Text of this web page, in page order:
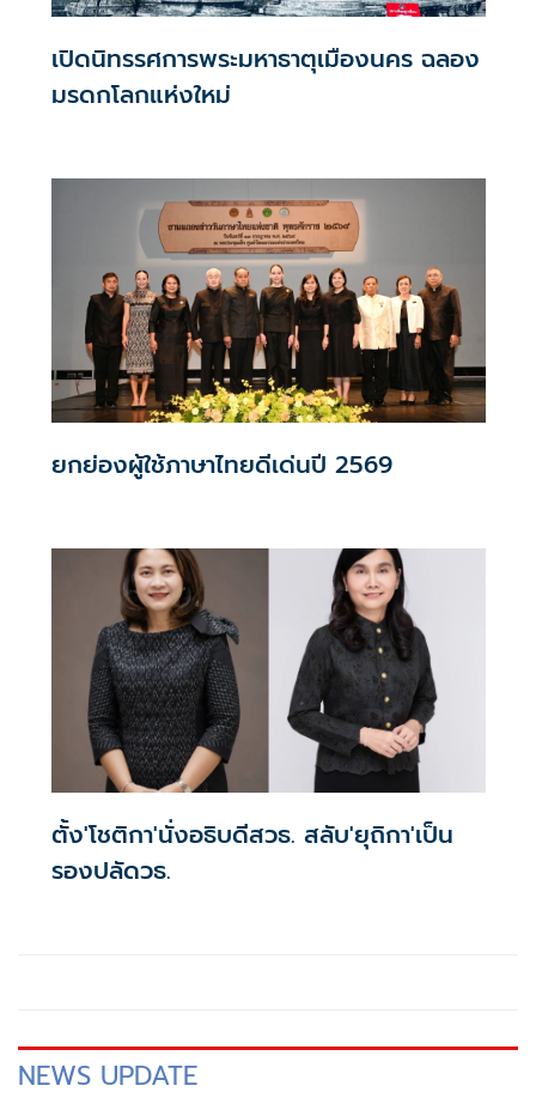
เปิดนิทรรศการพระมหาธาตุเมืองนคร ฉลอง
มรดกโลกแห่งใหม่
ยกย่องผู้ใช้ภาษาไทยดีเด่นปี 2569
ตั้ง'โชติกา'นั่งอธิบดีสวธ. สลับ'ยุถิกา'เป็น
รองปลัดวธ.
NEWS UPDATE